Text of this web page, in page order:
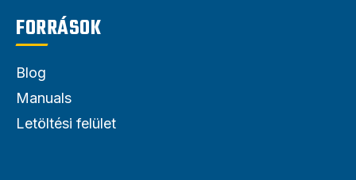
FORRÁSOK
Blog
Manuals
Letöltési felület